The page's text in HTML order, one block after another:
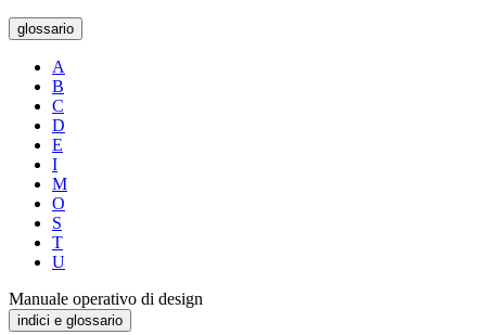
glossario
A
B
C
D
E
I
M
O
S
T
U
Manuale operativo di design
indici e glossario